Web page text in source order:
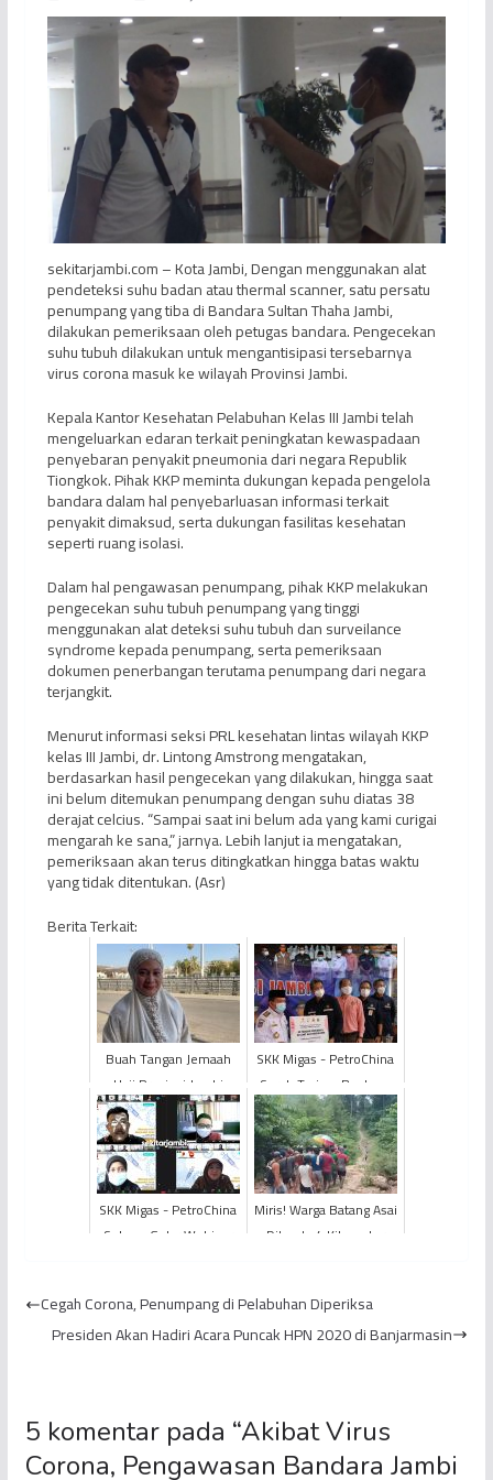
sekitarjambi.com – Kota Jambi, Dengan menggunakan alat
pendeteksi suhu badan atau thermal scanner, satu persatu
penumpang yang tiba di Bandara Sultan Thaha Jambi,
dilakukan pemeriksaan oleh petugas bandara. Pengecekan
suhu tubuh dilakukan untuk mengantisipasi tersebarnya
virus corona masuk ke wilayah Provinsi Jambi.
Kepala Kantor Kesehatan Pelabuhan Kelas III Jambi telah
mengeluarkan edaran terkait peningkatan kewaspadaan
penyebaran penyakit pneumonia dari negara Republik
Tiongkok. Pihak KKP meminta dukungan kepada pengelola
bandara dalam hal penyebarluasan informasi terkait
penyakit dimaksud, serta dukungan fasilitas kesehatan
seperti ruang isolasi.
Dalam hal pengawasan penumpang, pihak KKP melakukan
pengecekan suhu tubuh penumpang yang tinggi
menggunakan alat deteksi suhu tubuh dan surveilance
syndrome kepada penumpang, serta pemeriksaan
dokumen penerbangan terutama penumpang dari negara
terjangkit.
Menurut informasi seksi PRL kesehatan lintas wilayah KKP
kelas III Jambi, dr. Lintong Amstrong mengatakan,
berdasarkan hasil pengecekan yang dilakukan, hingga saat
ini belum ditemukan penumpang dengan suhu diatas 38
derajat celcius. “Sampai saat ini belum ada yang kami curigai
mengarah ke sana,” jarnya. Lebih lanjut ia mengatakan,
pemeriksaan akan terus ditingkatkan hingga batas waktu
yang tidak ditentukan. (Asr)
Berita Terkait:
Buah Tangan Jemaah
Haji Provinsi Jambi
Untuk Keluarga di Tanah
Air
SKK Migas - PetroChina
Serah Terima Bantuan
50 Tabung Oksigen dan
50 Unit Regulator K...
SKK Migas - PetroChina
Sukses Gelar Webinar
Miris! Warga Batang Asai
Ditandu 4 Kilometer
Cegah Corona, Penumpang di Pelabuhan Diperiksa
Presiden Akan Hadiri Acara Puncak HPN 2020 di Banjarmasin
5 komentar pada “Akibat Virus
Corona, Pengawasan Bandara Jambi